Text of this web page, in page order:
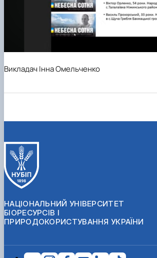
Викладач Інна Омельченко
НАЦІОНАЛЬНИЙ УНІВЕРСИТЕТ
БІОРЕСУРСІВ І
ПРИРОДОКОРИСТУВАННЯ УКРАЇНИ